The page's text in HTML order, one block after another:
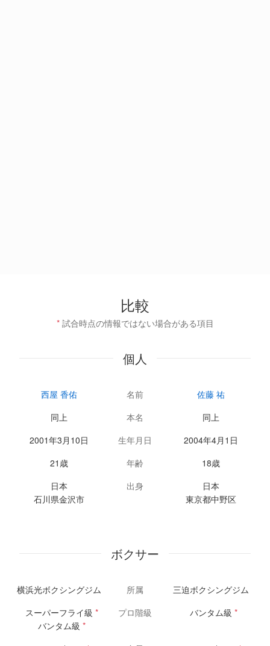
比較
* 試合時点の情報ではない場合がある項目
個人
西屋 香佑 名前
佐藤 祐
同上
本名
同上
2001年3月10日
生年月日
2004年4月1日
21歳
年齢
18歳
日本
石川県金沢市
出身
日本
東京都中野区
ボクサー
横浜光ボクシングジム 所属
三迫ボクシングジム
スーパーフライ級 *
バンタム級 *
プロ階級 バンタム級 *